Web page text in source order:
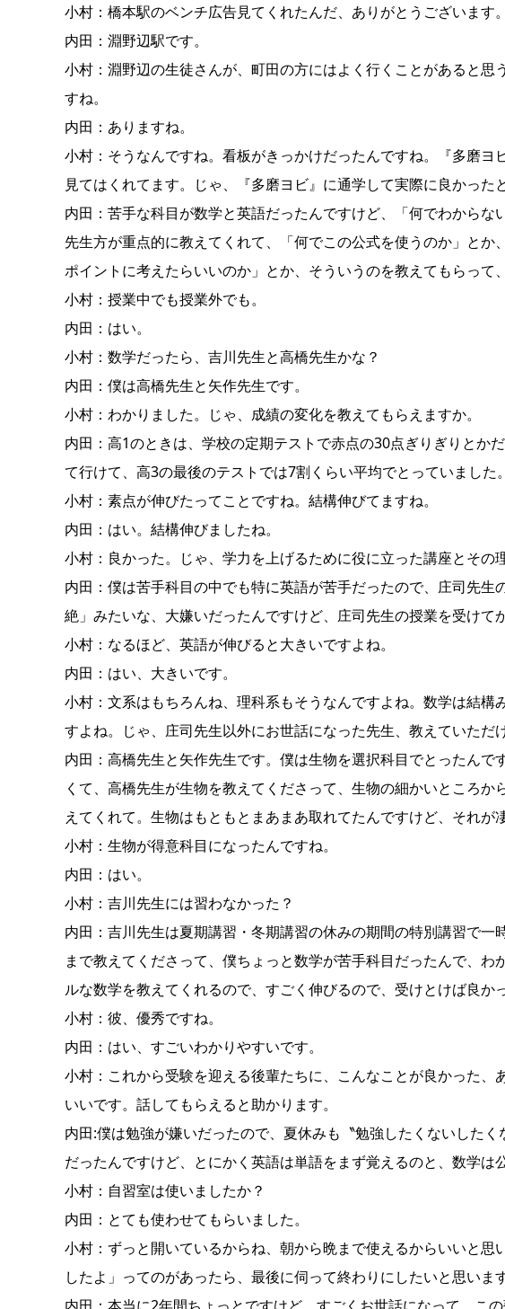
小村：橋本駅のベンチ広告見てくれたんだ、ありがとうございます
内田：淵野辺駅です。
小村：淵野辺の生徒さんが、町田の方にはよく行くことがあると
すね。
内田：ありますね。
小村：そうなんですね。看板がきっかけだったんですね。『多磨
見てはくれてます。じゃ、『多磨ヨビ』に通学して実際に良かった
内田：苦手な科目が数学と英語だったんですけど、「何でわから
先生方が重点的に教えてくれて、「何でこの公式を使うのか」と
ポイントに考えたらいいのか」とか、そういうのを教えてもらって
小村：授業中でも授業外でも。
内田：はい。
小村：数学だったら、吉川先生と高橋先生かな？
内田：僕は高橋先生と矢作先生です。
小村：わかりました。じゃ、成績の変化を教えてもらえますか。
内田：高1のときは、学校の定期テストで赤点の30点ぎりぎりとか
て行けて、高3の最後のテストでは7割くらい平均でとっていました。
小村：素点が伸びたってことですね。結構伸びてますね。
内田：はい。結構伸びましたね。
小村：良かった。じゃ、学力を上げるために役に立った講座とその
内田：僕は苦手科目の中でも特に英語が苦手だったので、庄司先
絶」みたいな、大嫌いだったんですけど、庄司先生の授業を受け
小村：なるほど、英語が伸びると大きいですよね。
内田：はい、大きいです。
小村：文系はもちろんね、理科系もそうなんですよね。数学は結
すよね。じゃ、庄司先生以外にお世話になった先生、教えていただ
内田：高橋先生と矢作先生です。僕は生物を選択科目でとったん
くて、高橋先生が生物を教えてくださって、生物の細かいところ
えてくれて。生物はもともとまあまあ取れてたんですけど、それが
小村：生物が得意科目になったんですね。
内田：はい。
小村：吉川先生には習わなかった？
内田：吉川先生は夏期講習・冬期講習の休みの期間の特別講習で
まで教えてくださって、僕ちょっと数学が苦手科目だったんで、
ルな数学を教えてくれるので、すごく伸びるので、受けとけば良か
小村：彼、優秀ですね。
内田：はい、すごいわかりやすいです。
小村：これから受験を迎える後輩たちに、こんなことが良かった
いいです。話してもらえると助かります。
内田:僕は勉強が嫌いだったので、夏休みも〝勉強したくないした
だったんですけど、とにかく英語は単語をまず覚えるのと、数学は
小村：自習室は使いましたか？
内田：とても使わせてもらいました。
小村：ずっと開いているからね、朝から晩まで使えるからいいと
したよ」ってのがあったら、最後に伺って終わりにしたいと思います